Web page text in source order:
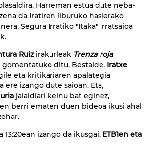
Harreman estua dute neba-
da Iratiren liburuko hasierako
Segura Irratiko "Itaka" irratsaioa
Ruizirakurleak Trenza roja
gomentatuko ditu. Bestalde, Iratxe
eta kritikariaren apalategia
ere izango dute saioan. Eta,
jaialdiari keinu bat eginez,
berri ematen duen bideoa ikusi ahal
13:20ean izango da ikusgai, ETB1en eta